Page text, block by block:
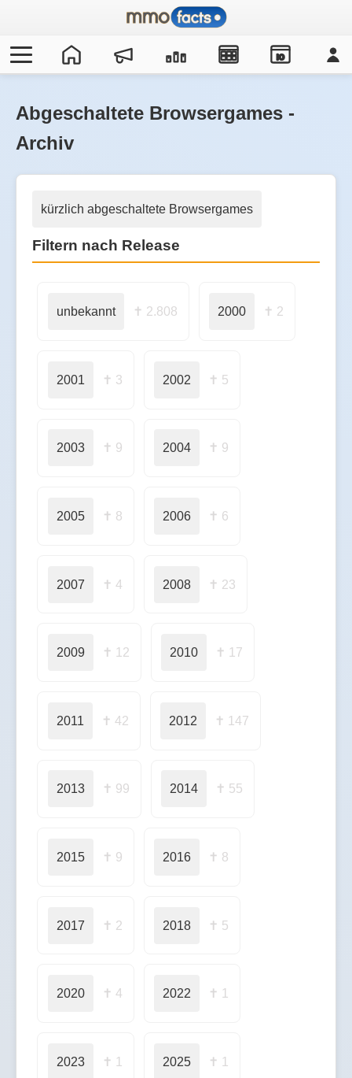
IO
Abgeschaltete Browsergames -
Archiv
kürzlich abgeschaltete Browsergames
Filtern nach Release
unbekannt ✝ 2.808 2000 ✝ 2
2001 ✝ 3 2002 ✝ 5
2003 ✝ 9 2004 ✝ 9
2005 ✝ 8 2006 ✝ 6
2007 ✝ 4 2008 ✝ 23
2009 ✝ 12 2010 ✝ 17
2011 ✝ 42 2012 ✝ 147
2013 ✝ 99 2014 ✝ 55
2015 ✝ 9 2016 ✝ 8
2017 ✝ 2 2018 ✝ 5
2020 ✝ 4 2022 ✝ 1
2023 ✝ 1 2025 ✝ 1